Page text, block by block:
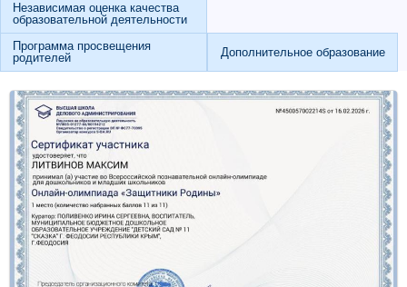
Независимая оценка качества
образовательной деятельности
Программа просвещения
родителей
Дополнительное образование